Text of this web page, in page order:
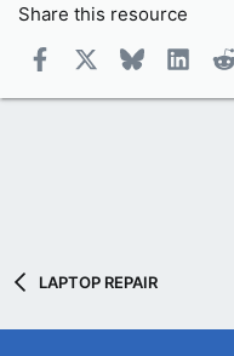
Share this resource
Facebook Bluesky
LAPTOP REPAIR